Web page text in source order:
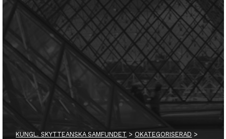
KUNGL. SKYTTEANSKA SAMFUNDET > OKATEGORISERAD >